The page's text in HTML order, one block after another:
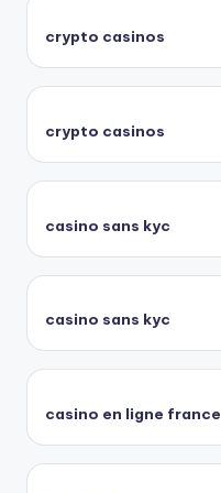
crypto casinos
crypto casinos
casino sans kyc
casino sans kyc
casino en ligne france